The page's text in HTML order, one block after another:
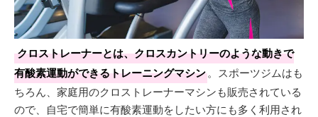
クロストレーナーとは、クロスカントリーのような動きで
有酸素運動ができるトレーニングマシン。スポーツジムはも
ちろん、家庭用のクロストレーナーマシンも販売されている
ので、自宅で簡単に有酸素運動をしたい方にも多く利用され